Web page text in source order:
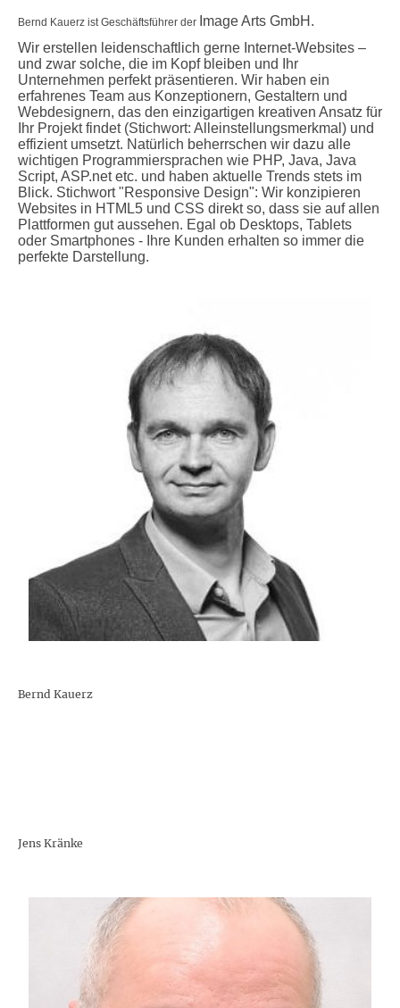
Bernd Kauerz ist Geschäftsführer der Image Arts GmbH.
Wir erstellen leidenschaftlich gerne Internet-Websites –
und zwar solche, die im Kopf bleiben und Ihr
Unternehmen perfekt präsentieren. Wir haben ein
erfahrenes Team aus Konzeptionern, Gestaltern und
Webdesignern, das den einzigartigen kreativen Ansatz für
Ihr Projekt findet (Stichwort: Alleinstellungsmerkmal) und
effizient umsetzt. Natürlich beherrschen wir dazu alle
wichtigen Programmiersprachen wie PHP, Java, Java
Script, ASP.net etc. und haben aktuelle Trends stets im
Blick. Stichwort "Responsive Design": Wir konzipieren
Websites in HTML5 und CSS direkt so, dass sie auf allen
Plattformen gut aussehen. Egal ob Desktops, Tablets
oder Smartphones - Ihre Kunden erhalten so immer die
perfekte Darstellung.
Bernd Kauerz
Jens Kränke